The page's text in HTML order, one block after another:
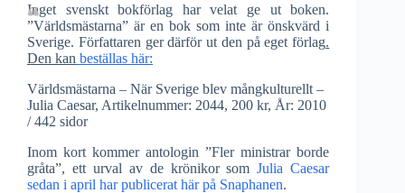
Inget svenskt bokförlag har velat ge ut boken.
”Världsmästarna” är en bok som inte är önskvärd i
Sverige. Författaren ger därför ut den på eget förlag.
Den kan beställas här:
Världsmästarna – När Sverige blev mångkulturellt –
Julia Caesar, Artikelnummer: 2044, 200 kr, År: 2010
/ 442 sidor
Inom kort kommer antologin ”Fler ministrar borde
gråta”, ett urval av de krönikor som Julia Caesar
sedan i april har publicerat här på Snaphanen.